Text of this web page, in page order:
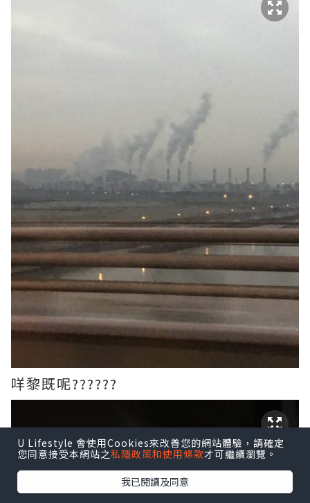
咩黎既呢??????
U Lifestyle 會使用Cookies來改善您的網站體驗，請確定
您同意接受本網站之私隱政策和使用條款才可繼續瀏覽。
我已閱讀及同意